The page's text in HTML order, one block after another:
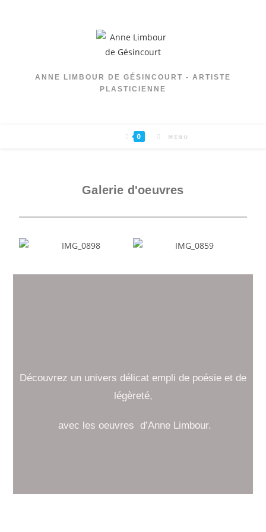
ANNE LIMBOUR DE GÉSINCOURT - ARTISTE
PLASTICIENNE
0 MENU
Galerie d'oeuvres
Découvrez un univers délicat empli de poésie et de
légèreté,
avec les oeuvres d’Anne Limbour.